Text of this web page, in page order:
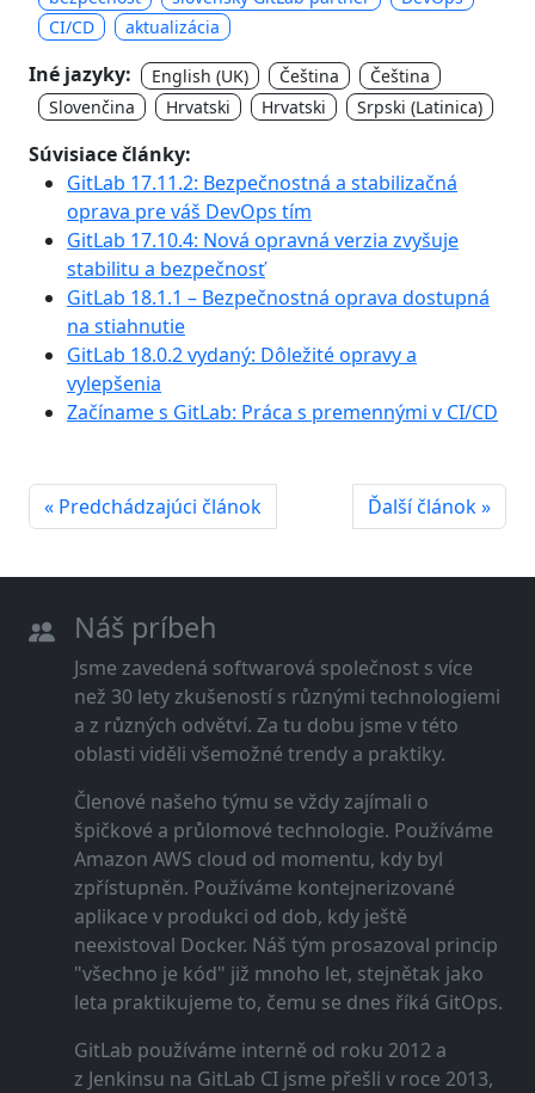
CI/CD
aktualizácia
Iné jazyky: English (UK) Čeština
Čeština
Slovenčina
Hrvatski Hrvatski Srpski (Latinica)
Súvisiace články:
GitLab 17.11.2: Bezpečnostná a stabilizačná
oprava pre váš DevOps tím
GitLab 17.10.4: Nová opravná verzia zvyšuje
stabilitu a bezpečnosť
GitLab 18.1.1 – Bezpečnostná oprava dostupná
na stiahnutie
GitLab 18.0.2 vydaný: Dôležité opravy a
vylepšenia
Začíname s GitLab: Práca s premennými v CI/CD
« Predchádzajúci článok Ďalší článok »
Náš príbeh
Jsme zavedená softwarová společnost s více
než 30 lety zkušeností s různými technologiemi
a z různých odvětví. Za tu dobu jsme v této
oblasti viděli všemožné trendy a praktiky.
Členové našeho týmu se vždy zajímali o
špičkové a průlomové technologie. Používáme
Amazon AWS cloud od momentu, kdy byl
zpřístupněn. Používáme kontejnerizované
aplikace v produkci od dob, kdy ještě
neexistoval Docker. Náš tým prosazoval princip
"všechno je kód" již mnoho let, stejnětak jako
leta praktikujeme to, čemu se dnes říká GitOps.
GitLab používáme interně od roku 2012 a
z Jenkinsu na GitLab CI jsme přešli v roce 2013,